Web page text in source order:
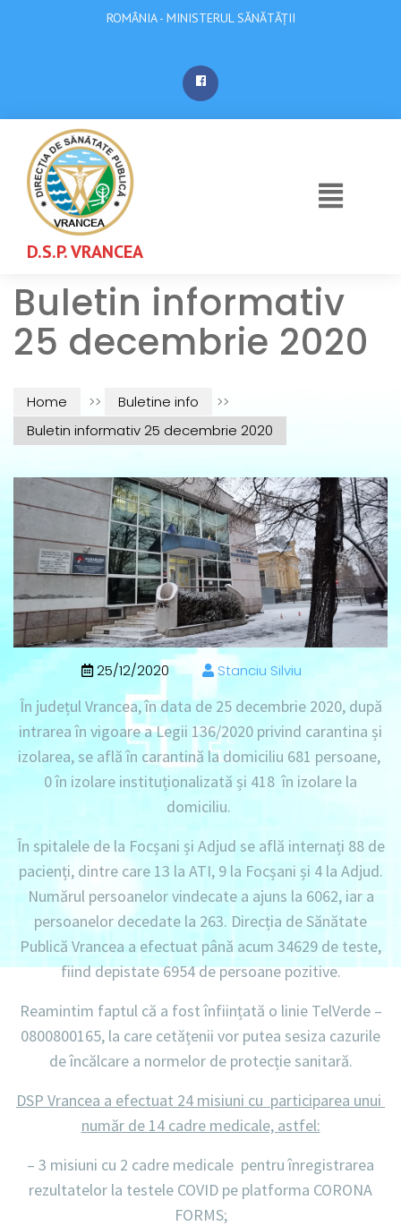
ROMÂNIA - MINISTERUL SĂNĂTĂȚII
D.S.P. VRANCEA
Buletin informativ
25 decembrie 2020
Home >> Buletine info
>>
Buletin informativ 25 decembrie 2020
25/12/2020 Stanciu Silviu
În județul Vrancea, în data de 25 decembrie 2020, după
intrarea în vigoare a Legii 136/2020 privind carantina și
izolarea, se află în carantină la domiciliu 681 persoane,
0 în izolare instituționalizată și 418 în izolare la
domiciliu.
În spitalele de la Focșani și Adjud se află internați 88 de
pacienți, dintre care 13 la ATI, 9 la Focșani și 4 la Adjud.
Numărul persoanelor vindecate a ajuns la 6062, iar a
persoanelor decedate la 263. Direcția de Sănătate
Publică Vrancea a efectuat până acum 34629 de teste,
fiind depistate6954 de persoane pozitive.
Reamintim faptul că a fost înființată o linie TelVerde –
0800800165, la care cetățenii vor putea sesiza cazurile
de încălcare a normelor de protecție sanitară.
DSP Vrancea a efectuat 24 misiuni cu participarea unui
număr de 14 cadre medicale, astfel:
– 3 misiuni cu 2 cadre medicale pentru înregistrarea
rezultatelor la testele COVID pe platforma CORONA
FORMS;